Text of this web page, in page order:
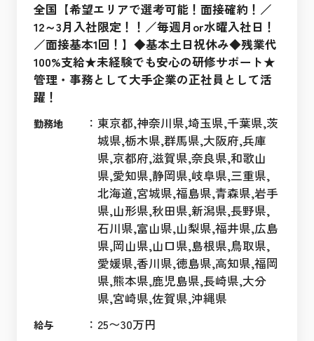
全国【希望エリアで選考可能！面接確約！／
12～3月入社限定！！／毎週月or水曜入社日！
／面接基本1回！】◆基本土日祝休み◆残業代
100%支給★未経験でも安心の研修サポート★
管理・事務として大手企業の正社員として活
躍！
勤務地 ： 東京都,神奈川県,埼玉県,千葉県,茨
城県,栃木県,群馬県,大阪府,兵庫
県,京都府,滋賀県,奈良県,和歌山
県,愛知県,静岡県,岐阜県,三重県,
北海道,宮城県,福島県,青森県,岩手
県,山形県,秋田県,新潟県,長野県,
石川県,富山県,山梨県,福井県,広島
県,岡山県,山口県,島根県,鳥取県,
愛媛県,香川県,徳島県,高知県,福岡
県,熊本県,鹿児島県,長崎県,大分
県,宮崎県,佐賀県,沖縄県
給与 ： 25〜30万円